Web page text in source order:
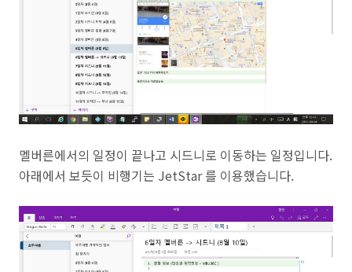
멜버른에서의 일정이 끝나고 시드니로 이동하는 일정입니다.
아래에서 보듯이 비행기는 JetStar 를 이용했습니다.